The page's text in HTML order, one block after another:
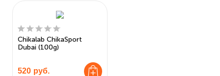
Chikalab ChikaSport
Dubai (100g)
520 руб.